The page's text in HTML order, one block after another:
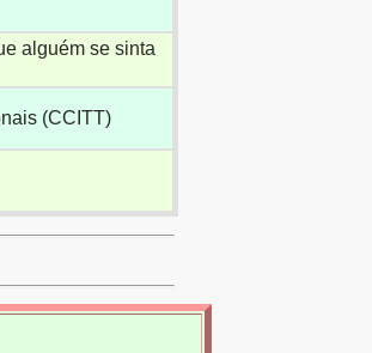
alguém se sinta
(CCITT)